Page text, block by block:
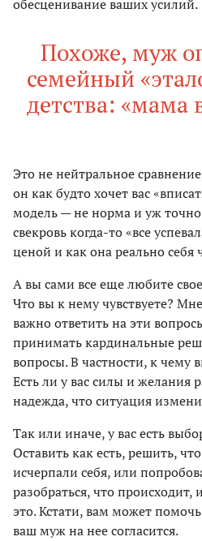
обесценивание ваших усилий.
Похоже, муж
семейный
детства: «мама
Это не нейтральное
он как будто хочет вас
модель — не норма и уж
свекровь когда-то «все
ценой и как она реально себя
А вы сами все еще любите
Что вы к нему чувствуете?
важно ответить на эти
принимать кардинальные
вопросы. В частности, к чему
Есть ли у вас силы и желания
надежда, что ситуация
Так или иначе, у вас есть
Оставить как есть, решить,
исчерпали себя, или
разобраться, что происходит,
это. Кстати, вам может помочь
ваш муж на нее согласится.